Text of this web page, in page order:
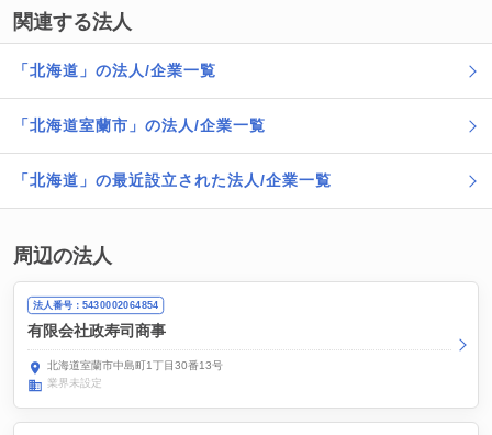
関連する法人
「北海道」の法人/企業一覧
「北海道室蘭市」の法人/企業一覧
「北海道」の最近設立された法人/企業一覧
周辺の法人
法人番号：5430002064854
有限会社政寿司商事
北海道室蘭市中島町1丁目30番13号
業界未設定